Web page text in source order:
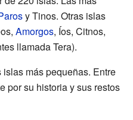
y Tinos. Otras islas
Amorgos, Íos, Citnos,
llamada Tera).
más pequeñas. Entre
por su historia y sus restos